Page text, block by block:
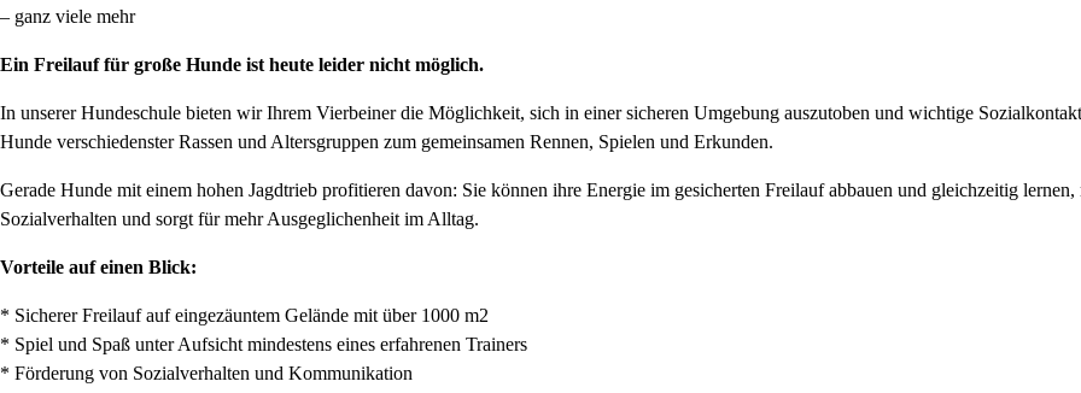
– ganz viele mehr
Ein Freilauf für große Hunde ist heute leider nicht möglich.
In unserer Hundeschule bieten wir Ihrem Vierbeiner die Möglichkeit, sich in einer sicheren Umgebung auszutoben und wichtige
Hunde verschiedenster Rassen und Altersgruppen zum gemeinsamen Rennen, Spielen und Erkunden.
Gerade Hunde mit einem hohen Jagdtrieb profitieren davon: Sie können ihre Energie im gesicherten Freilauf abbauen und gleichzeitig
Sozialverhalten und sorgt für mehr Ausgeglichenheit im Alltag.
Vorteile auf einen Blick:
* Sicherer Freilauf auf eingezäuntem Gelände mit über 1000 m2
* Spiel und Spaß unter Aufsicht mindestens eines erfahrenen Trainers
* Förderung von Sozialverhalten und Kommunikation